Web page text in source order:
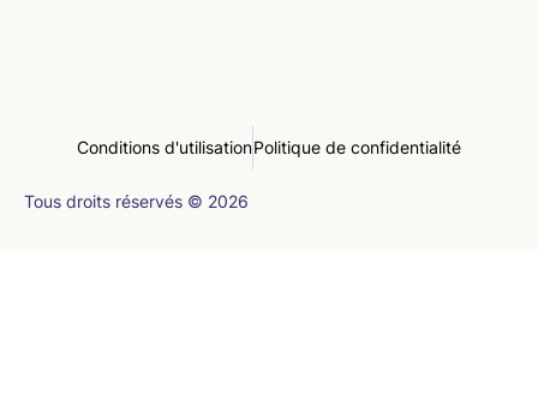
Tous droits réservés © 2026
Conditions d'utilisationPolitique de confidentialité